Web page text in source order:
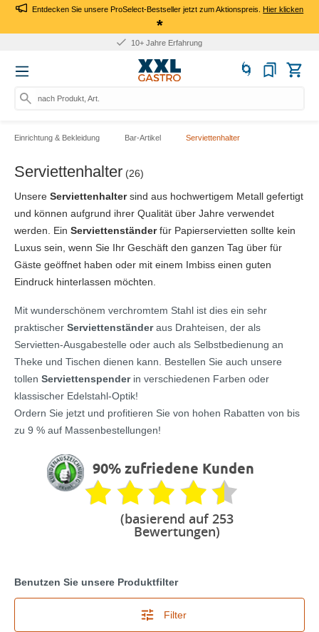
Entdecken Sie unsere ProSelect-Bestseller jetzt zum Aktionspreis.Hier klicken
*
10+ Jahre Erfahrung
nach Produkt, Art.-Nr., Ma
Einrichtung & Bekleidung Bar-Artikel Serviettenhalter
Serviettenhalter (26)
Unsere Serviettenhaltersind aus hochwertigem Metall gefertigt
und können aufgrund ihrer Qualität über Jahre verwendet
werden. Ein Serviettenständerfür Papierservietten sollte kein
Luxus sein, wenn Sie Ihr Geschäft den ganzen Tag über für
Gäste geöffnet haben oder mit einem Imbiss einen guten
Eindruck hinterlassen möchten.
Mit wunderschönem verchromtem Stahl ist dies ein sehr
praktischer Serviettenständeraus Drahteisen, der als
Servietten-Ausgabestelle oder auch als Selbstbedienung an
Theke und Tischen dienen kann. Bestellen Sie auch unsere
tollen Serviettenspenderin verschiedenen Farben oder
klassischer Edelstahl-Optik!
Ordern Sie jetzt und profitieren Sie von hohen Rabatten von bis
zu 9 % auf Massenbestellungen!
90% zufriedene Kunden
(basierend auf 253
Bewertungen)
Benutzen Sie unsere Produktfilter
Filter